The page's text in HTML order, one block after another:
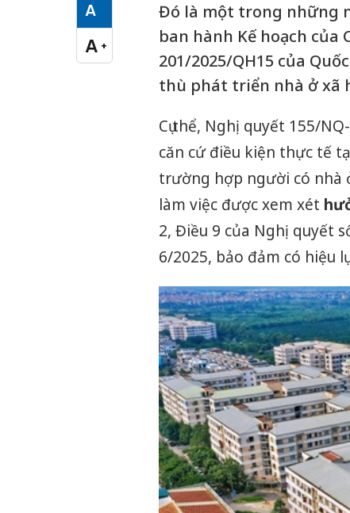
A
Cỡ chữ vừa
A +
Cỡ chữ lớn
Đó là một trong những
ban hành Kế hoạch
201/2025/QH15 của
thù phát triển nhà ở xã
Cụ thể, Nghị quyết 155/
căn cứ điều kiện thực tế
trường hợp người có nhà
làm việc được xem xét
2, Điều 9 của Nghị quyết
6/2025, bảo đảm có hiệu